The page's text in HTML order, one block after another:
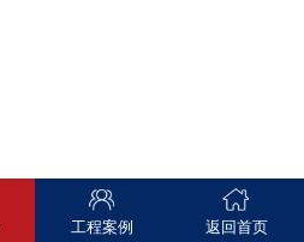
工程案例 返回首页